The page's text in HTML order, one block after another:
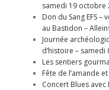
samedi 19 octobre
Don du Sang EFS
au Bastidon –
Journée
d’histoire –
Les sentiers
Fête de l’amande
Concert Blues